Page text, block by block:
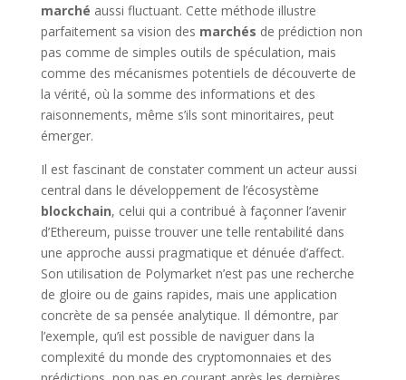
marché aussi fluctuant. Cette méthode illustre
parfaitement sa vision des marchés de prédiction non
pas comme de simples outils de spéculation, mais
comme des mécanismes potentiels de découverte de
la vérité, où la somme des informations et des
raisonnements, même s’ils sont minoritaires, peut
émerger.
Il est fascinant de constater comment un acteur aussi
central dans le développement de l’écosystème
blockchain, celui qui a contribué à façonner l’avenir
d’Ethereum, puisse trouver une telle rentabilité dans
une approche aussi pragmatique et dénuée d’affect.
Son utilisation de Polymarket n’est pas une recherche
de gloire ou de gains rapides, mais une application
concrète de sa pensée analytique. Il démontre, par
l’exemple, qu’il est possible de naviguer dans la
complexité du monde des cryptomonnaies et des